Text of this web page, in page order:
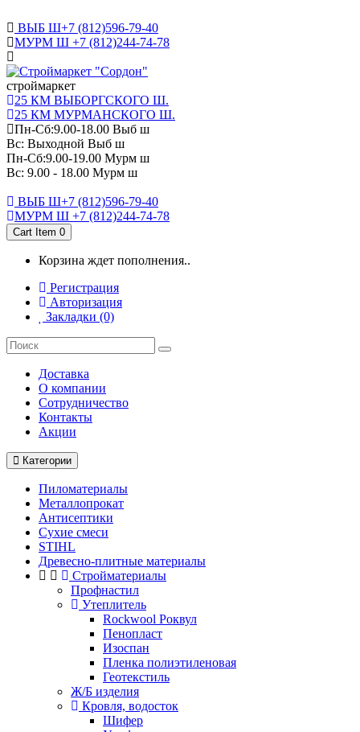
ВЫБ Ш+7 (812)596-79-40
МУРМ Ш +7 (812)244-74-78
cтроймаркет
25 КМ ВЫБОРГСКОГО Ш.
25 КМ МУРМАНСКОГО Ш.
Пн-Сб:9.00-18.00 Выб ш
Вс: Выходной Выб ш
Пн-Сб:9.00-19.00 Мурм ш
Вс: 9.00 - 18.00 Мурм ш
ВЫБ Ш+7 (812)596-79-40
МУРМ Ш +7 (812)244-74-78
Cart Item 0
Корзина ждет пополнения..
Регистрация
Авторизация
Закладки (0)
Доставка
О компании
Cотрудничество
Контакты
Акции
Категории
Пиломатериалы
Металлопрокат
Антисептики
Сухие смеси
STIHL
Древесно-плитные материалы
Стройматериалы
Профнастил
Утеплитель
Rockwool Роквул
Пенопласт
Изоспан
Пленка полиэтиленовая
Геотекстиль
Ж/Б изделия
Кровля, водосток
Шифер